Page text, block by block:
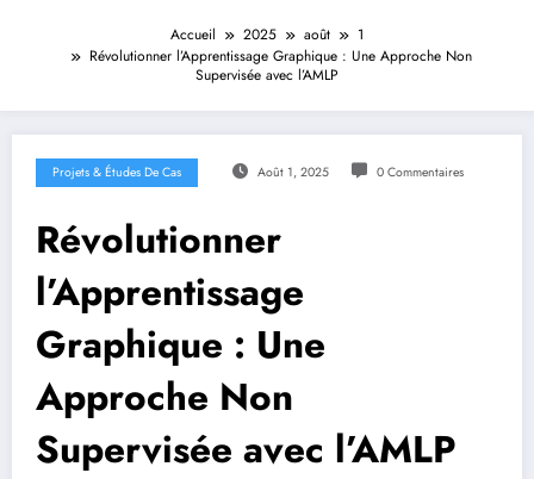
Accueil 2025 août
1
Révolutionner l’Apprentissage Graphique : Une Approche Non
Supervisée avec l’AMLP
Projets & Études De Cas Août 1, 2025 0 Commentaires
Révolutionner
l’Apprentissage
Graphique : Une
Approche Non
Supervisée avec l’AMLP